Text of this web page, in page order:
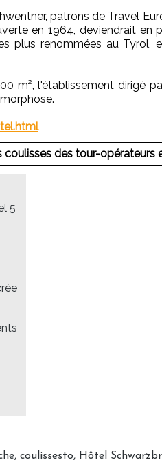
patrons de Travel
en 1964, deviendrait en
plus renommées au Tyrol,
m², l'établissement dirigé
des tour-opérateurs
5
, coulissesto, Hôtel